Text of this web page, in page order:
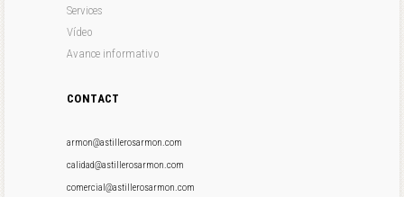
Services
Vídeo
Avance informativo
CONTACT
armon@astillerosarmon.com
calidad@astillerosarmon.com
comercial@astillerosarmon.com